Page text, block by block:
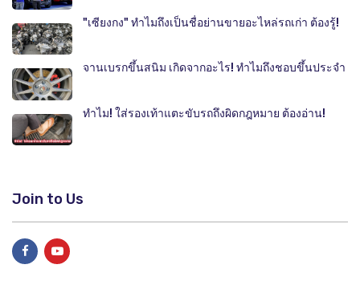
"เซียงกง" ทำไมถึงเป็นชื่อย่านขายอะไหล่รถเก่า ต้องรู้!
จานเบรกขึ้นสนิม เกิดจากอะไร! ทำไมถึงชอบขึ้นประจำ
ทำไม! ใส่รองเท้าแตะขับรถถึงผิดกฎหมาย ต้องอ่าน!
Join to Us